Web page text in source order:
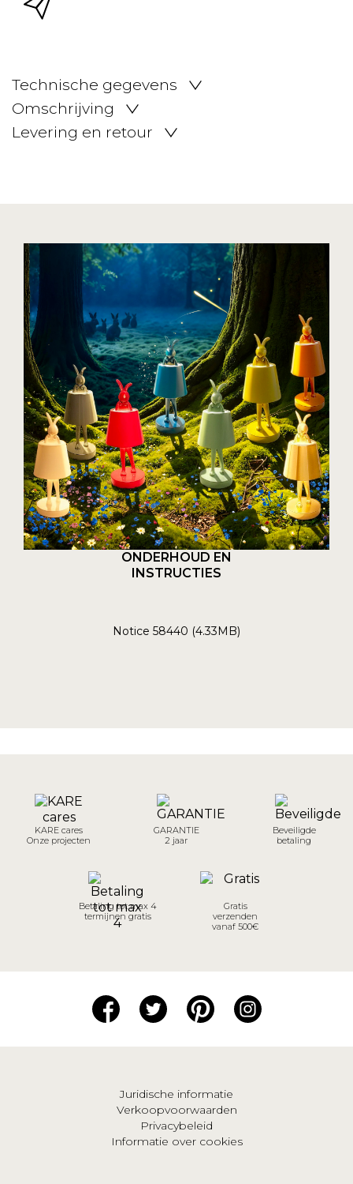
Technische gegevens
Omschrijving
Levering en retour
ONDERHOUD EN
INSTRUCTIES
Notice 58440 (4.33MB)
KARE cares
Onze projecten
GARANTIE
2 jaar
Beveiligde
betaling
Betaling tot max 4
termijnen gratis
Gratis
verzenden
vanaf 500€
Juridische informatie
Verkoopvoorwaarden
Privacybeleid
Informatie over cookies